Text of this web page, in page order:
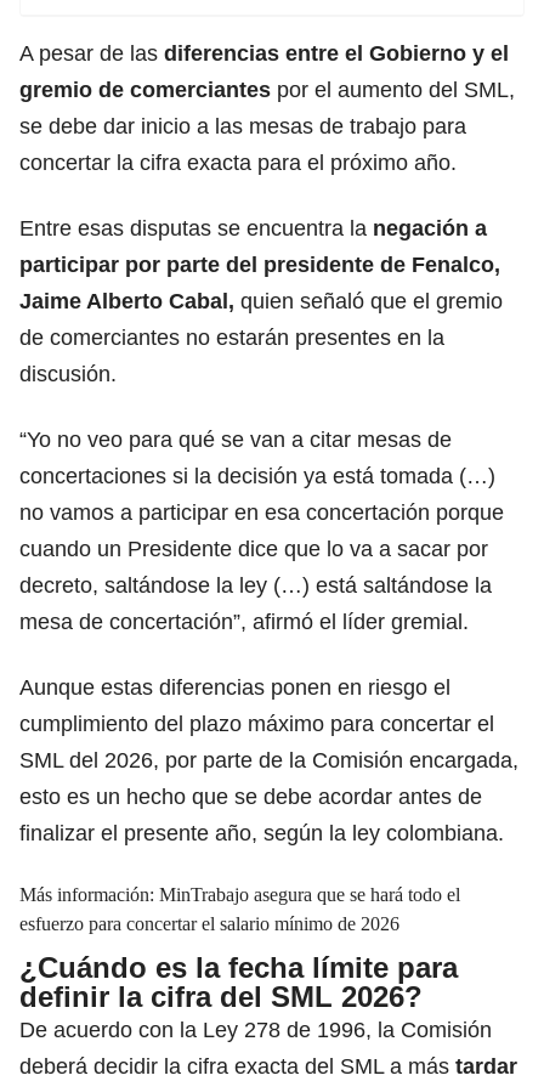
A pesar de las diferencias entre el Gobierno y el
gremio de comerciantes por el aumento del SML,
se debe dar inicio a las mesas de trabajo para
concertar la cifra exacta para el próximo año.
Entre esas disputas se encuentra la negación a
participar por parte del presidente de Fenalco,
Jaime Alberto Cabal, quien señaló que el gremio
de comerciantes no estarán presentes en la
discusión.
“Yo no veo para qué se van a citar mesas de
concertaciones si la decisión ya está tomada (…)
no vamos a participar en esa concertación porque
cuando un Presidente dice que lo va a sacar por
decreto, saltándose la ley (…) está saltándose la
mesa de concertación”, afirmó el líder gremial.
Aunque estas diferencias ponen en riesgo el
cumplimiento del plazo máximo para concertar el
SML del 2026, por parte de la Comisión encargada,
esto es un hecho que se debe acordar antes de
finalizar el presente año, según la ley colombiana.
Más información: MinTrabajo asegura que se hará todo el
esfuerzo para concertar el salario mínimo de 2026
¿Cuándo es la fecha límite para
definir la cifra del SML 2026?
De acuerdo con la Ley 278 de 1996, la Comisión
deberá decidir la cifra exacta del SML a más tardar